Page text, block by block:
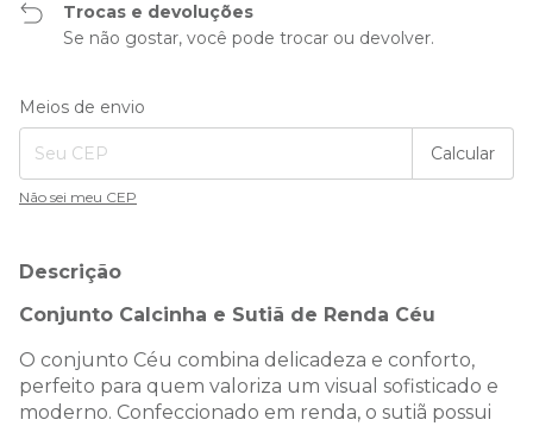
Trocas e devoluções
Se não gostar, você pode trocar ou devolver.
Entregas para o CEP:
Meios de envio
Calcular
Não sei meu CEP
Descrição
Conjunto Calcinha e Sutiã de Renda Céu
O conjunto Céu combina delicadeza e conforto,
perfeito para quem valoriza um visual sofisticado e
moderno. Confeccionado em renda, o sutiã possui